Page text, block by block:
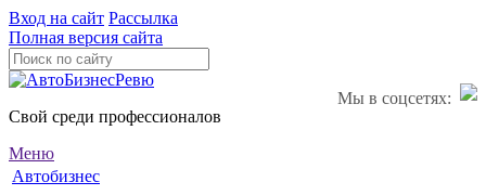
Вход на сайт Рассылка
Полная версия сайта
Мы в соцсетях:
Свой среди профессионалов
Меню
Автобизнес